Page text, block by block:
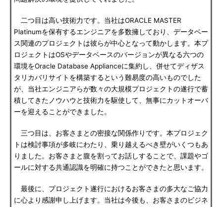
二つ目は高い技術力です。当社はORACLE MASTER
Platinumを保有するエンジニアを多数擁しており、データベー
ス関連のプロジェクトは彼らが中心となって動かします。本プ
ロジェクトはOSやデータベースのバージョンが異なる六つの
環境をOracle Database Applianceに集約し、併せてディザス
タリカバリサイトを構築するという難易度の高いものでした
が、当社エンジニアらが数々の大規模プロジェクトの遂行で蓄
積してきたノウハウと技術力を駆使して、無事にカットオーバ
ーを迎えることができました。
三つ目は、お客さまとの密接な関係作りです。本プロジェク
トは検討事項が多岐にわたり、乗り越えるべき壁がいくつもあ
りました。お客さまと腹を割ってお話しすることで、課題やゴ
ールに対する共通認識を明確に持つことができたと思います。
最後に、プロジェクト遂行におけるお客さまの多大なご協力
に心より感謝申し上げます。当社は今後も、お客さまのビジネ